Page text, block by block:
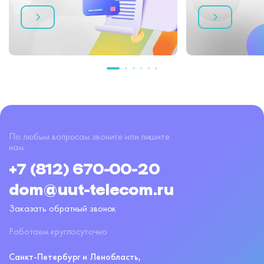
По любым вопросам звоните или пишите
нам:
+7 (812) 670-00-20
dom@uut-telecom.ru
Заказать обратный звонок
Работаем круглосуточно
Санкт-Петербург и Ленобласть,